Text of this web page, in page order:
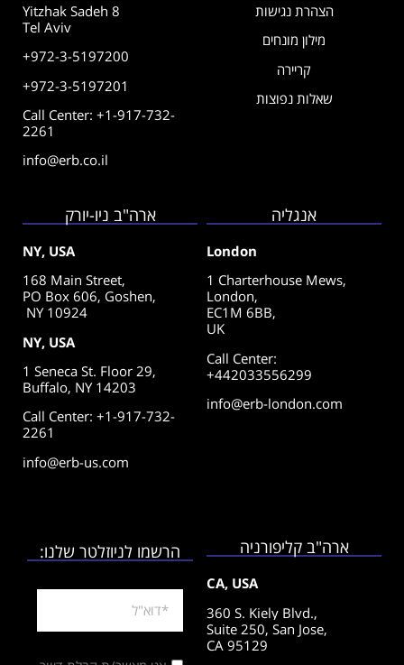
הצהרת נגישות
מילון מונחים
קריירה
שאלות נפוצות
Yitzhak Sadeh 8
Tel Aviv
+972-3-5197200
+972-3-5197201
Call Center: +1-917-732-
2261
info@erb.co.il
אנגליה
London
1 Charterhouse Mews,
London,
EC1M 6BB,
UK
Call Center:
+442033556299
info@erb-london.com
ארה"ב ניו-יורק
NY, USA
168 Main Street,
PO Box 606, Goshen,
NY 10924
NY, USA
1 Seneca St. Floor 29,
Buffalo, NY 14203
Call Center: +1-917-732-
2261
info@erb-us.com
ארה"ב קליפורניה
CA, USA
360 S. Kiely Blvd.,
Suite 250, San Jose,
CA 95129
הרשמו לניוזלטר שלנו: